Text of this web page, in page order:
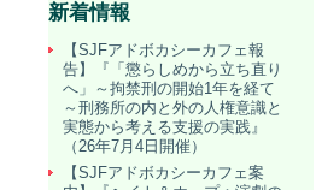
新着情報
【SJFアドボカシーカフェ報
告】『「懲らしめから立ち直り
へ」～拘禁刑の開始1年を経て
～刑務所の内と外の人権意識と
実態から考える支援の実践』
（26年7月4日開催）
【SJFアドボカシーカフェ案